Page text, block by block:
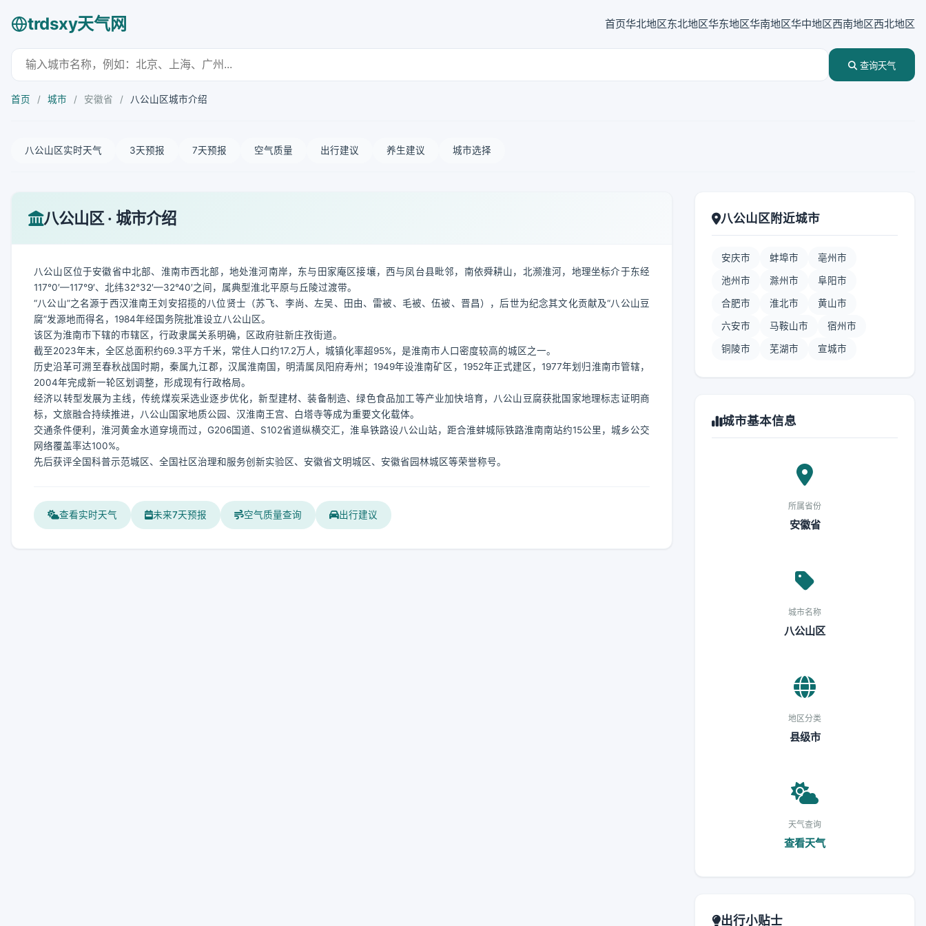
trdsxy天气网 首页华北地区东北地区华东地区华南地区华中地区西南地区西北地区
查询天气
首页 / 城市 / 安徽省 / 八公山区城市介绍
八公山区实时天气 3天预报 7天预报 空气质量 出行建议 养生建议 城市选择
八公山区 · 城市介绍
八公山区位于安徽省中北部、淮南市西北部，地处淮河南岸，东与田家庵区接壤，西与凤台县毗邻，南依舜耕山，北濒淮河，地理坐标介于东经
117°0′—117°9′、北纬32°32′—32°40′之间，属典型淮北平原与丘陵过渡带。
“八公山”之名源于西汉淮南王刘安招揽的八位贤士（苏飞、李尚、左吴、田由、雷被、毛被、伍被、晋昌），后世为纪念其文化贡献及“八公山豆
腐”发源地而得名，1984年经国务院批准设立八公山区。
该区为淮南市下辖的市辖区，行政隶属关系明确，区政府驻新庄孜街道。
截至2023年末，全区总面积约69.3平方千米，常住人口约17.2万人，城镇化率超95%，是淮南市人口密度较高的城区之一。
历史沿革可溯至春秋战国时期，秦属九江郡，汉属淮南国，明清属凤阳府寿州；1949年设淮南矿区，1952年正式建区，1977年划归淮南市管辖，
2004年完成新一轮区划调整，形成现有行政格局。
经济以转型发展为主线，传统煤炭采选业逐步优化，新型建材、装备制造、绿色食品加工等产业加快培育，八公山豆腐获批国家地理标志证明商
标，文旅融合持续推进，八公山国家地质公园、汉淮南王宫、白塔寺等成为重要文化载体。
交通条件便利，淮河黄金水道穿境而过，G206国道、S102省道纵横交汇，淮阜铁路设八公山站，距合淮蚌城际铁路淮南南站约15公里，城乡公交
网络覆盖率达100%。
先后获评全国科普示范城区、全国社区治理和服务创新实验区、安徽省文明城区、安徽省园林城区等荣誉称号。
查看实时天气 未来7天预报 空气质量查询 出行建议
八公山区附近城市
安庆市 蚌埠市 亳州市
池州市 滁州市 阜阳市
合肥市 淮北市 黄山市
六安市 马鞍山市 宿州市
铜陵市 芜湖市 宣城市
城市基本信息
所属省份
安徽省
城市名称
八公山区
地区分类
县级市
天气查询
查看天气
出行小贴士